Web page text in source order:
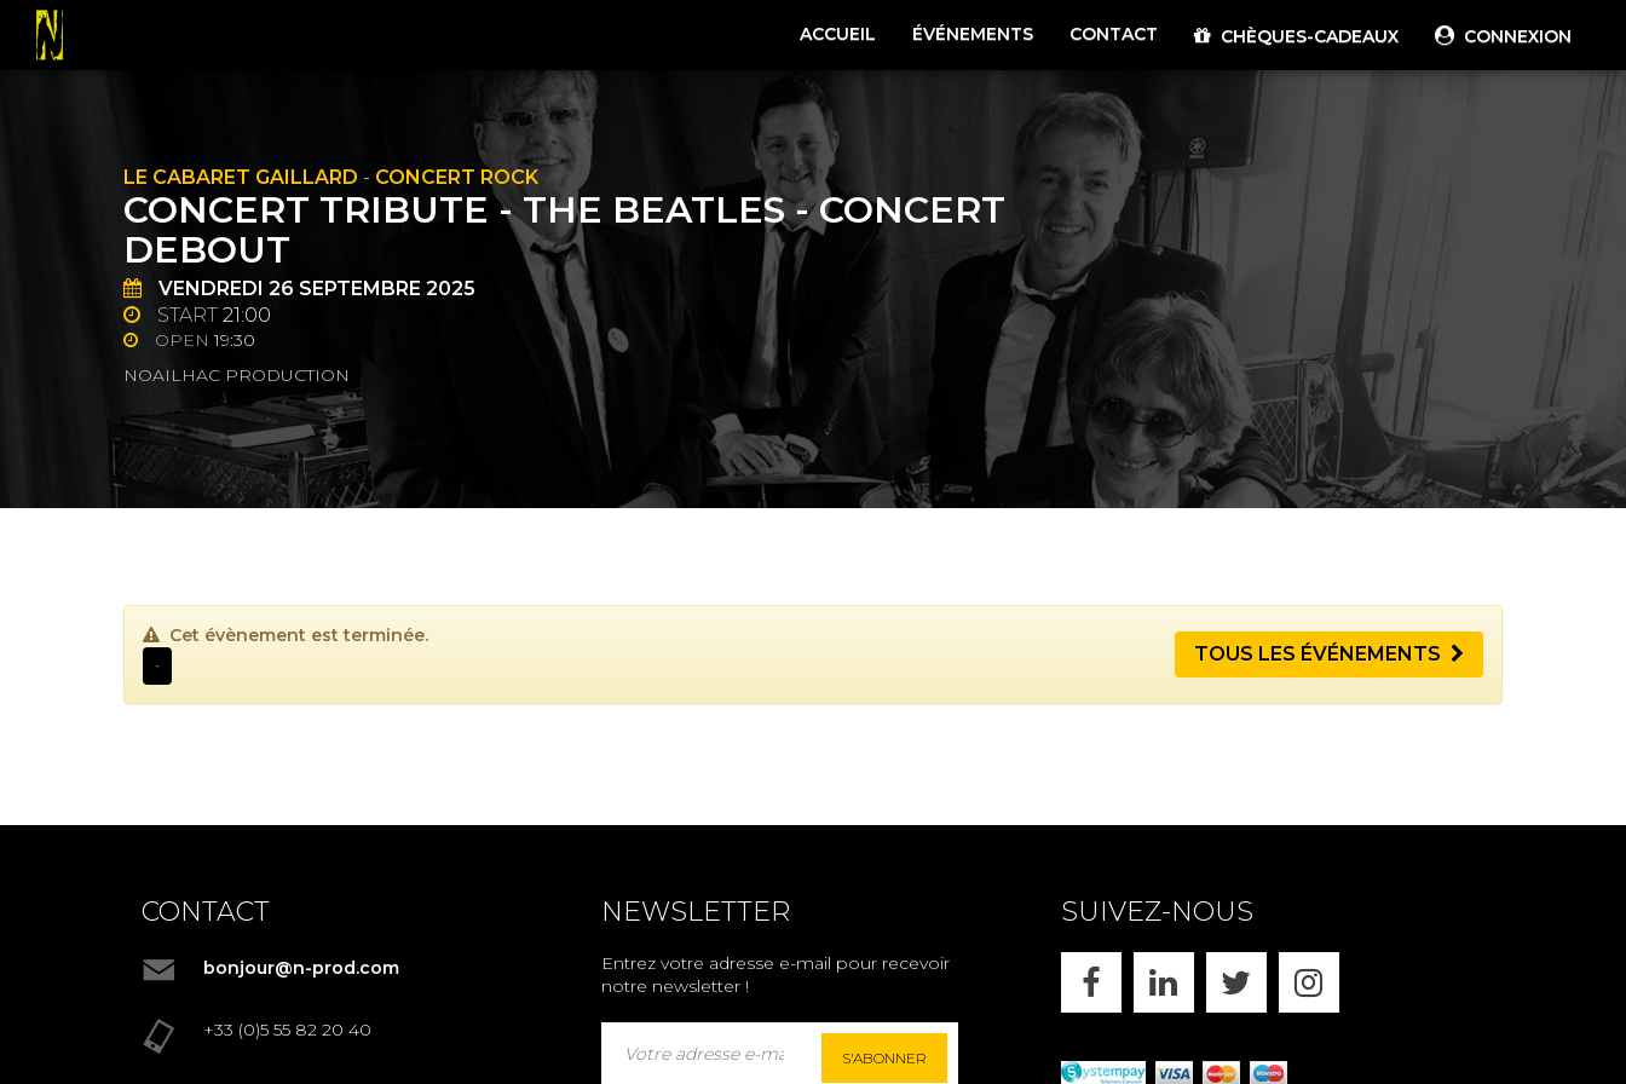
ACCUEIL ÉVÉNEMENTS CONTACT CHÈQUES-CADEAUX CONNEXION
LE CABARET GAILLARD - CONCERT ROCK
CONCERT TRIBUTE - THE BEATLES - CONCERT
DEBOUT
VENDREDI 26 SEPTEMBRE 2025
START 21:00
OPEN 19:30
NOAILHAC PRODUCTION
Cet évènement est terminée.
- TOUS LES ÉVÉNEMENTS
CONTACT
bonjour@n-prod.com
+33 (0)5 55 82 20 40
NEWSLETTER
Entrez votre adresse e-mail pour recevoir
notre newsletter !
S'ABONNER
SUIVEZ-NOUS
FACEBOOK